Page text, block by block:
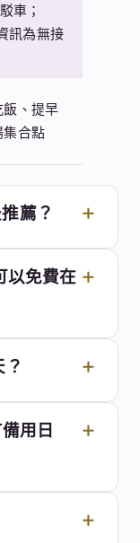
車；
訊為無接
飯、提早
集合點
薦？
以免費在
用日